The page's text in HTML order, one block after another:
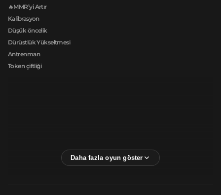
🔥MMR’yi Artır
Kalibrasyon
Düşük öncelik
Dürüstlük Yükseltmesi
Antrenman
Token çiftliği